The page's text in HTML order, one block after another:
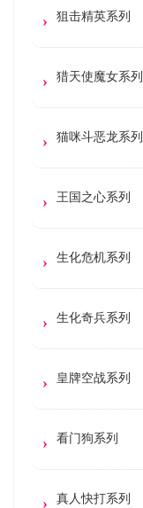
狙击精英系列
猎天使魔女系列
猫咪斗恶龙系列
王国之心系列
生化危机系列
生化奇兵系列
皇牌空战系列
看门狗系列
真人快打系列